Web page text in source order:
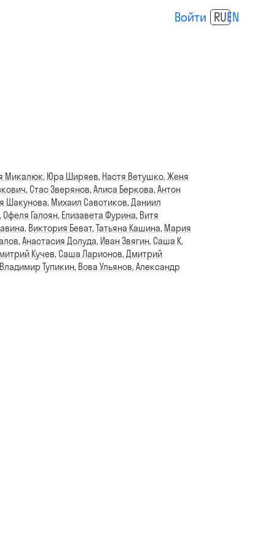
Войти RUEN
Микалюк, Юра Ширяев, Настя Ветушко,Женя
, Стас Зверянов,Алиса Беркова,Антон
Шакунова, Михаил Савотиков,Даниил
Офеля Галоян, Елизавета Фурина, Витя
, Виктория Беват,Татьяна Кашина, Мария
,Анастасия Долуда, Иван Звягин, Саша К,
Кучев, Саша Ларионов,Дмитрий
Владимир Тупикин, Вова Ульянов,Александр